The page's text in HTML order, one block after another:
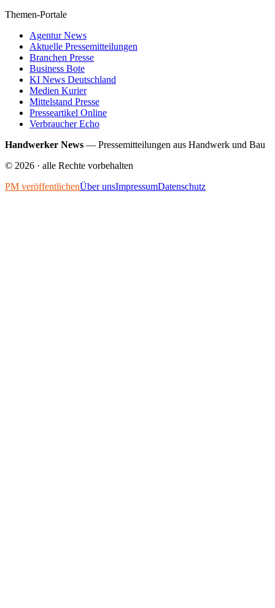
Themen-Portale
Agentur News
Aktuelle Pressemitteilungen
Branchen Presse
Business Bote
KI News Deutschland
Medien Kurier
Mittelstand Presse
Presseartikel Online
Verbraucher Echo
Handwerker News — Pressemitteilungen aus Handwerk und Bau
© 2026 · alle Rechte vorbehalten
PM veröffentlichenÜber unsImpressumDatenschutz